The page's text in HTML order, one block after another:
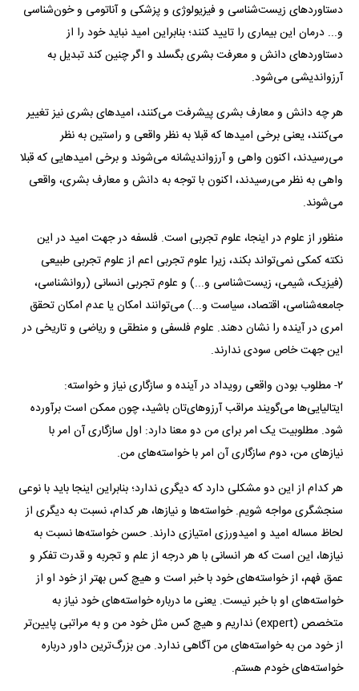
دستاورد‌های زیست‌شناسی و فیزیولوژی و پزشکی و آناتومی و خون‌شناسی
و... درمان این بیماری را تایید کنند؛ بنابراین امید نباید خود را از
دستاورد‌های دانش و معرفت بشری بگسلد و اگر چنین کند تبدیل به
آرزواندیشی می‌شود.
هر چه دانش و معارف بشری پیشرفت می‌کنند، امید‌های بشری نیز تغییر
می‌کنند، یعنی برخی امید‌ها که قبلا به نظر واقعی و راستین به نظر
می‌رسیدند، اکنون واهی و آرزواندیشانه می‌شوند و برخی امید‌هایی که قبلا
واهی به نظر می‌رسیدند، اکنون با توجه به دانش و معارف بشری، واقعی
می‌شوند.
منظور از علوم در اینجا، علوم تجربی است. فلسفه در جهت امید در این
نکته کمکی نمی‌تواند بکند، زیرا علوم تجربی اعم از علوم تجربی طبیعی
(فیزیک، شیمی، زیست‌شناسی و...) و علوم تجربی انسانی (روانشناسی،
جامعه‌شناسی، اقتصاد، سیاست و...) می‌توانند امکان یا عدم امکان تحقق
امری در آینده را نشان دهند. علوم فلسفی و منطقی و ریاضی و تاریخی در
این جهت خاص سودی ندارند.
۲- مطلوب بودن واقعی رویداد در آینده و سازگاری نیاز و خواسته:
ایتالیایی‌ها می‌گویند مراقب آرزوهای‌تان باشید، چون ممکن است برآورده
شود. مطلوبیت یک امر برای من دو معنا دارد: اول سازگاری آن امر با
نیاز‌های من، دوم سازگاری آن امر با خواسته‌های من.
هر کدام از این دو مشکلی دارد که دیگری ندارد؛ بنابراین اینجا باید با نوعی
سنجشگری مواجه شویم. خواسته‌ها و نیازها، هر کدام، نسبت به دیگری از
لحاظ مساله امید و امیدورزی امتیازی دارند. حسن خواسته‌ها نسبت به
نیازها، این است که هر انسانی با هر درجه از علم و تجربه و قدرت تفکر و
عمق فهم، از خواسته‌های خود با خبر است و هیچ کس بهتر از خود او از
خواسته‌های او با خبر نیست. یعنی ما درباره خواسته‌های خود نیاز به
متخصص (expert) نداریم و هیچ کس مثل خود من و به مراتبی پایین‌تر
از خود من به خواسته‌های من آگاهی ندارد. من بزرگ‌ترین داور درباره
خواسته‌های خودم هستم.